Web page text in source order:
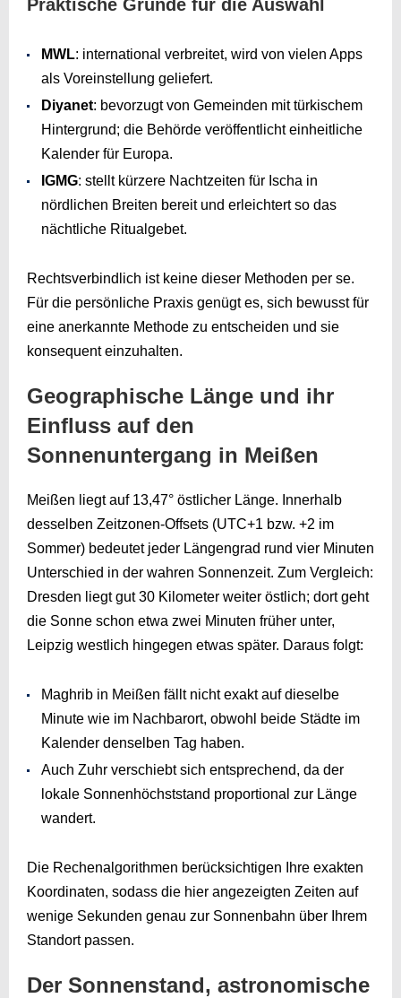
Praktische Gründe für die Auswahl
MWL: international verbreitet, wird von vielen Apps
als Voreinstellung geliefert.
Diyanet: bevorzugt von Gemeinden mit türkischem
Hintergrund; die Behörde veröffentlicht einheitliche
Kalender für Europa.
IGMG: stellt kürzere Nachtzeiten für Ischa in
nördlichen Breiten bereit und erleichtert so das
nächtliche Ritualgebet.
Rechtsverbindlich ist keine dieser Methoden per se.
Für die persönliche Praxis genügt es, sich bewusst für
eine anerkannte Methode zu entscheiden und sie
konsequent einzuhalten.
Geographische Länge und ihr
Einfluss auf den
Sonnenuntergang in Meißen
Meißen liegt auf 13,47° östlicher Länge. Innerhalb
desselben Zeitzonen-Offsets (UTC+1 bzw. +2 im
Sommer) bedeutet jeder Längengrad rund vier Minuten
Unterschied in der wahren Sonnenzeit. Zum Vergleich:
Dresden liegt gut 30 Kilometer weiter östlich; dort geht
die Sonne schon etwa zwei Minuten früher unter,
Leipzig westlich hingegen etwas später. Daraus folgt:
Maghrib in Meißen fällt nicht exakt auf dieselbe
Minute wie im Nachbarort, obwohl beide Städte im
Kalender denselben Tag haben.
Auch Zuhr verschiebt sich entsprechend, da der
lokale Sonnenhöchststand proportional zur Länge
wandert.
Die Rechenalgorithmen berücksichtigen Ihre exakten
Koordinaten, sodass die hier angezeigten Zeiten auf
wenige Sekunden genau zur Sonnenbahn über Ihrem
Standort passen.
Der Sonnenstand, astronomische